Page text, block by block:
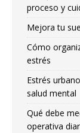
proceso y
Mejora tu
Cómo
estrés
Estrés
salud mental
Qué debe
operativa